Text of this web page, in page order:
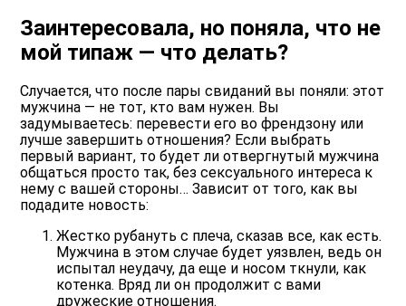
Заинтересовала, но поняла, что не
мой типаж — что делать?
Случается, что после пары свиданий вы поняли: этот
мужчина — не тот, кто вам нужен. Вы
задумываетесь: перевести его во френдзону или
лучше завершить отношения? Если выбрать
первый вариант, то будет ли отвергнутый мужчина
общаться просто так, без сексуального интереса к
нему с вашей стороны… Зависит от того, как вы
подадите новость:
Жестко рубануть с плеча, сказав все, как есть.
Мужчина в этом случае будет уязвлен, ведь он
испытал неудачу, да еще и носом ткнули, как
котенка. Вряд ли он продолжит с вами
дружеские отношения.